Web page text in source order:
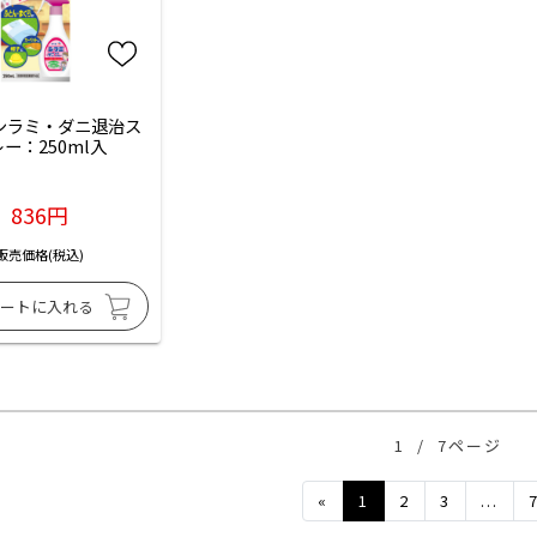
ラミ・ダニ退治ス
ー：250ml入
836円
売価格(税込)
1 / 7ページ
« Previous
1 2 3 ... 7